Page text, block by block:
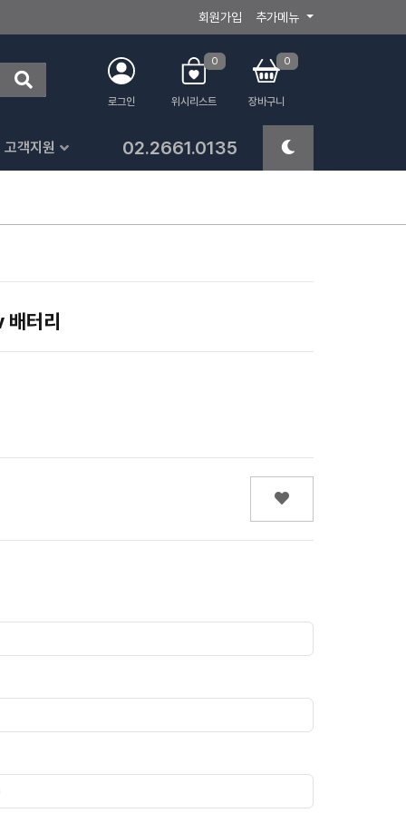
회원가입 추가메뉴
로그인
0
위시리스트
0
장바구니
고객지원 02.2661.0135
터리